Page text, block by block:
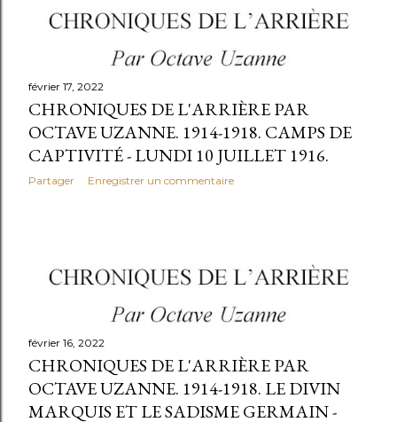
février 17, 2022
CHRONIQUES DE L'ARRIÈRE PAR
OCTAVE UZANNE. 1914-1918. CAMPS DE
CAPTIVITÉ - LUNDI 10 JUILLET 1916.
Partager Enregistrer un commentaire
février 16, 2022
CHRONIQUES DE L'ARRIÈRE PAR
OCTAVE UZANNE. 1914-1918. LE DIVIN
MARQUIS ET LE SADISME GERMAIN -